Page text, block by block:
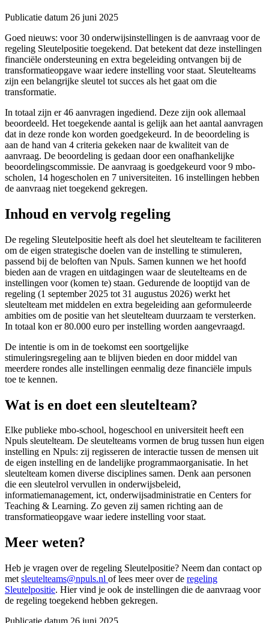
Publicatie datum 26 juni 2025
Goed nieuws: voor 30 onderwijsinstellingen is de aanvraag voor de
regeling Sleutelpositie toegekend. Dat betekent dat deze instellingen
financiële ondersteuning en extra begeleiding ontvangen bij de
transformatieopgave waar iedere instelling voor staat. Sleutelteams
zijn een belangrijke sleutel tot succes als het gaat om die
transformatie.
In totaal zijn er 46 aanvragen ingediend. Deze zijn ook allemaal
beoordeeld. Het toegekende aantal is gelijk aan het aantal aanvragen
dat in deze ronde kon worden goedgekeurd. In de beoordeling is
aan de hand van 4 criteria gekeken naar de kwaliteit van de
aanvraag. De beoordeling is gedaan door een onafhankelijke
beoordelingscommissie. De aanvraag is goedgekeurd voor 9 mbo-
scholen, 14 hogescholen en 7 universiteiten. 16 instellingen hebben
de aanvraag niet toegekend gekregen.
Inhoud en vervolg regeling
De regeling Sleutelpositie heeft als doel het sleutelteam te faciliteren
om de eigen strategische doelen van de instelling te stimuleren,
passend bij de beloften van Npuls. Samen kunnen we het hoofd
bieden aan de vragen en uitdagingen waar de sleutelteams en de
instellingen voor (komen te) staan. Gedurende de looptijd van de
regeling (1 september 2025 tot 31 augustus 2026) werkt het
sleutelteam met middelen en extra begeleiding aan geformuleerde
ambities om de positie van het sleutelteam duurzaam te versterken.
In totaal kon er 80.000 euro per instelling worden aangevraagd.
De intentie is om in de toekomst een soortgelijke
stimuleringsregeling aan te blijven bieden en door middel van
meerdere rondes alle instellingen eenmalig deze financiële impuls
toe te kennen.
Wat is en doet een sleutelteam?
Elke publieke mbo-school, hogeschool en universiteit heeft een
Npuls sleutelteam. De sleutelteams vormen de brug tussen hun eigen
instelling en Npuls: zij regisseren de interactie tussen de mensen uit
de eigen instelling en de landelijke programmaorganisatie. In het
sleutelteam komen diverse disciplines samen. Denk aan personen
die een sleutelrol vervullen in onderwijsbeleid,
informatiemanagement, ict, onderwijsadministratie en Centers for
Teaching & Learning. Zo geven zij samen richting aan de
transformatieopgave waar iedere instelling voor staat.
Meer weten?
Heb je vragen over de regeling Sleutelpositie? Neem dan contact op
met sleutelteams@npuls.nl of lees meer over de regeling
Sleutelpositie. Hier vind je ook de instellingen die de aanvraag voor
de regeling toegekend hebben gekregen.